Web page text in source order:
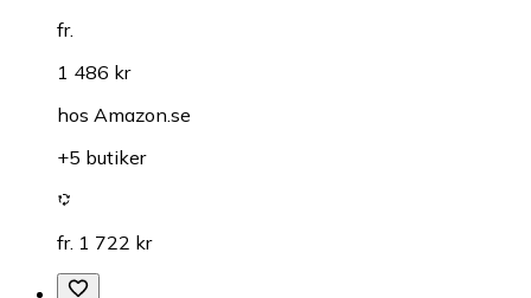
fr.
1 486 kr
hos Amazon.se
+5 butiker
fr. 1 722 kr